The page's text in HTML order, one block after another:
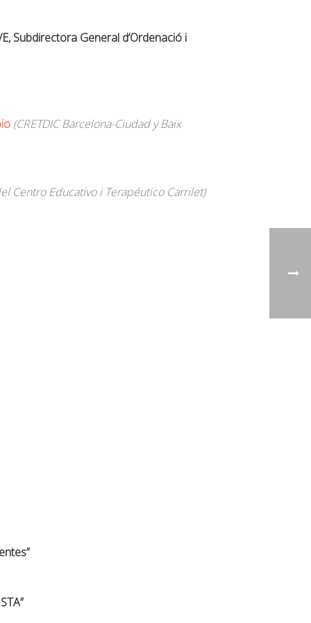
Subdirectora General d’Ordenació i
(CRETDIC Barcelona-Ciudad y Baix
Centro Educativo i Terapéutico Carrilet)